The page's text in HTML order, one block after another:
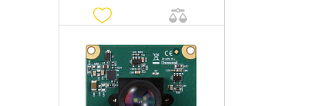
ДОБАВИТЬ В КОРЗИНУ
КУПИТЬ В 1 КЛИК